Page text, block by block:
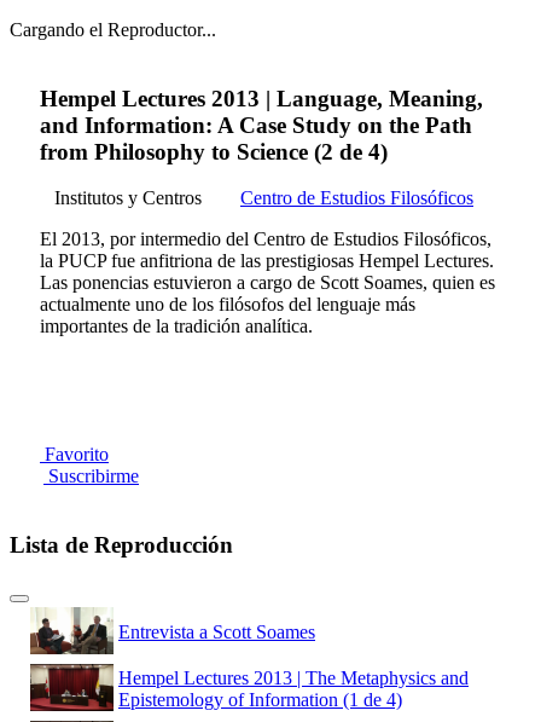
Cargando el Reproductor...
Hempel Lectures 2013 | Language, Meaning,
and Information: A Case Study on the Path
from Philosophy to Science (2 de 4)
Institutos y Centros
Centro de Estudios Filosóficos
El 2013, por intermedio del Centro de Estudios Filosóficos,
la PUCP fue anfitriona de las prestigiosas Hempel Lectures.
Las ponencias estuvieron a cargo de Scott Soames, quien es
actualmente uno de los filósofos del lenguaje más
importantes de la tradición analítica.
Favorito
Suscribirme
Lista de Reproducción
Entrevista a Scott Soames
Hempel Lectures 2013 | The Metaphysics and
Epistemology of Information (1 de 4)